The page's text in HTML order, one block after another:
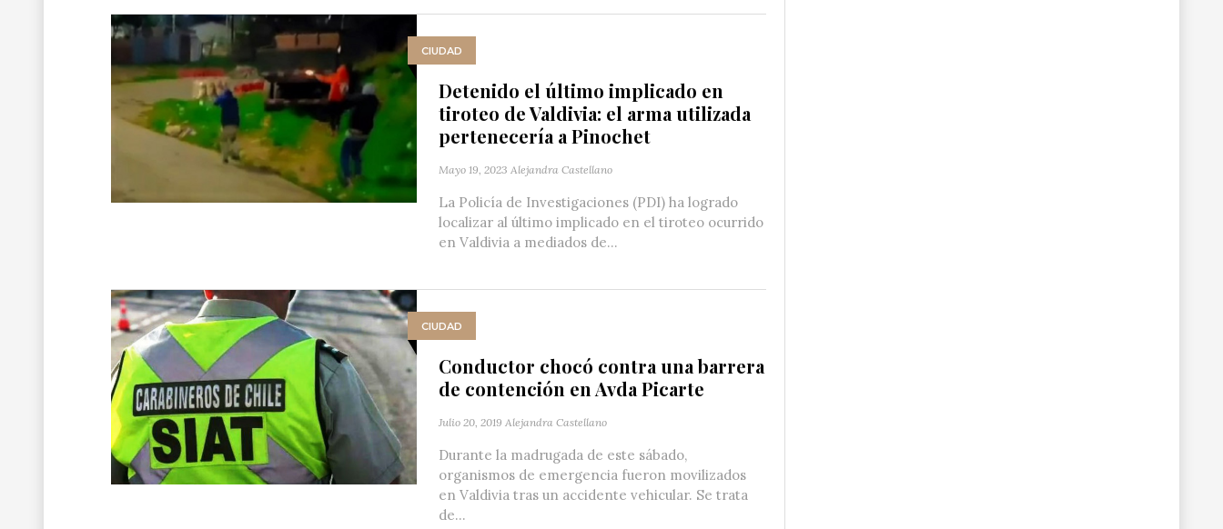
CIUDAD
Detenido el último implicado en
tiroteo de Valdivia: el arma utilizada
pertenecería a Pinochet
Mayo 19, 2023 Alejandra Castellano
La Policía de Investigaciones (PDI) ha logrado
localizar al último implicado en el tiroteo ocurrido
en Valdivia a mediados de...
CIUDAD
Conductor chocó contra una barrera
de contención en Avda Picarte
Julio 20, 2019 Alejandra Castellano
Durante la madrugada de este sábado,
organismos de emergencia fueron movilizados
en Valdivia tras un accidente vehicular. Se trata
de...